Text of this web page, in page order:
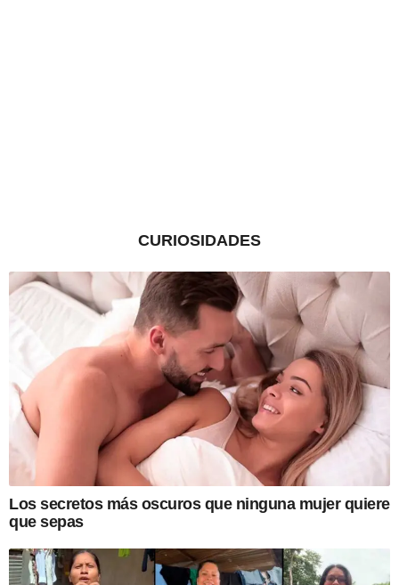
CURIOSIDADES
Los secretos más oscuros que ninguna mujer quiere
que sepas